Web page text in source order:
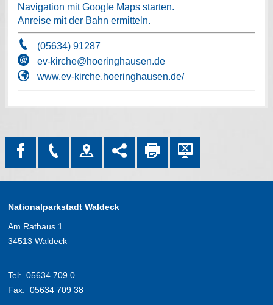
Navigation mit Google Maps starten.
Anreise mit der Bahn ermitteln.
(05634) 91287
ev-kirche@hoeringhausen.de
www.ev-kirche.hoeringhausen.de/
Nationalparkstadt Waldeck
Am Rathaus 1
34513 Waldeck
Tel: 05634 709 0
Fax: 05634 709 38